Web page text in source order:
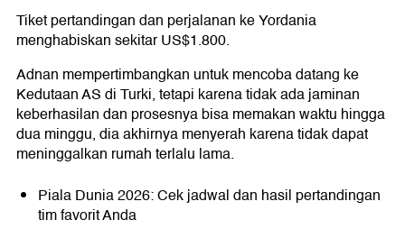
Tiket pertandingan dan perjalanan ke Yordania
menghabiskan sekitar US$1.800.
Adnan mempertimbangkan untuk mencoba datang ke
Kedutaan AS di Turki, tetapi karena tidak ada jaminan
keberhasilan dan prosesnya bisa memakan waktu hingga
dua minggu, dia akhirnya menyerah karena tidak dapat
meninggalkan rumah terlalu lama.
Piala Dunia 2026: Cek jadwal dan hasil pertandingan
tim favorit Anda